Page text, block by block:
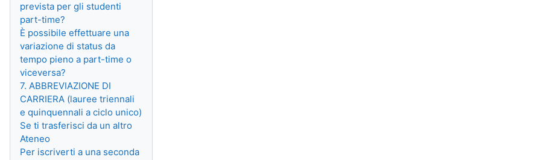
prevista per gli studenti
part-time?
È possibile effettuare una
variazione di status da
tempo pieno a part-time o
viceversa?
7. ABBREVIAZIONE DI
CARRIERA (lauree triennali
e quinquennali a ciclo unico)
Se ti trasferisci da un altro
Ateneo
Per iscriverti a una seconda